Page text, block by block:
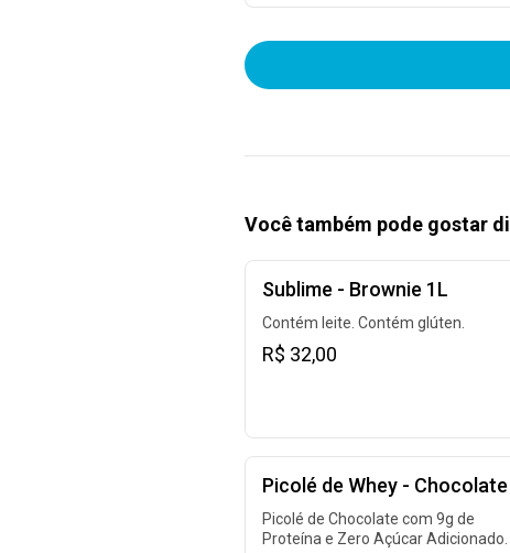
Você também pode gostar
Sublime - Brownie 1L
Contém leite. Contém glúten.
R$ 32,00
Picolé de Whey - Chocolate
Picolé de Chocolate com 9g de
Proteína e Zero Açúcar Adicionado.